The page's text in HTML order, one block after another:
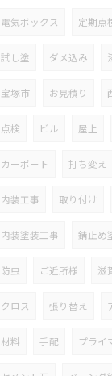
電気ボックス 定期点
試し塗 ダメ込み
宝塚市 お見積り
点検 ビル 屋上
カーポート 打ち変え
内装工事 取り付け
内装塗装工事 錆止め
防虫 ご近所様 滋
クロス 張り替え
材料 手配 プライ